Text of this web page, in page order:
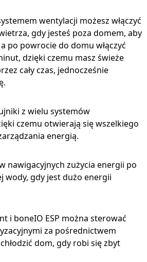
wentylacji możesz włączyć
gdy jesteś poza domem, aby
po powrocie do domu włączyć
dzięki czemu masz świeże
cały czas, jednocześnie
z wielu systemów
czemu otwierają się wszelkiego
energią.
nawigacyjnych zużycia energii po
wody, gdy jest dużo energii
i boneIO ESP można sterować
za pośrednictwem
dom, gdy robi się zbyt